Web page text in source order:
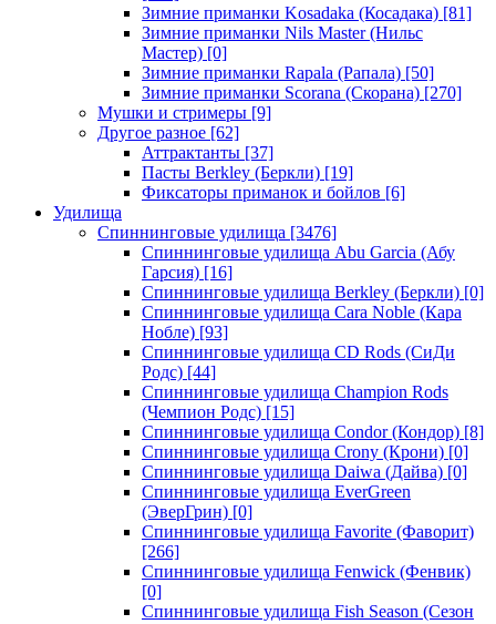
Зимние приманки Kosadaka (Косадака) [81]
Зимние приманки Nils Master (Нильс
Мастер) [0]
Зимние приманки Rapala (Рапала) [50]
Зимние приманки Scorana (Скорана) [270]
Мушки и стримеры [9]
Другое разное [62]
Аттрактанты [37]
Пасты Berkley (Беркли) [19]
Фиксаторы приманок и бойлов [6]
Удилища
Спиннинговые удилища [3476]
Спиннинговые удилища Abu Garcia (Абу
Гарсия) [16]
Спиннинговые удилища Berkley (Беркли) [0]
Спиннинговые удилища Cara Noble (Кара
Нобле) [93]
Спиннинговые удилища CD Rods (СиДи
Родс) [44]
Спиннинговые удилища Champion Rods
(Чемпион Родс) [15]
Спиннинговые удилища Condor (Кондор) [8]
Спиннинговые удилища Crony (Крони) [0]
Спиннинговые удилища Daiwa (Дайва) [0]
Спиннинговые удилища EverGreen
(ЭверГрин) [0]
Спиннинговые удилища Favorite (Фаворит)
[266]
Спиннинговые удилища Fenwick (Фенвик)
[0]
Спиннинговые удилища Fish Season (Сезон